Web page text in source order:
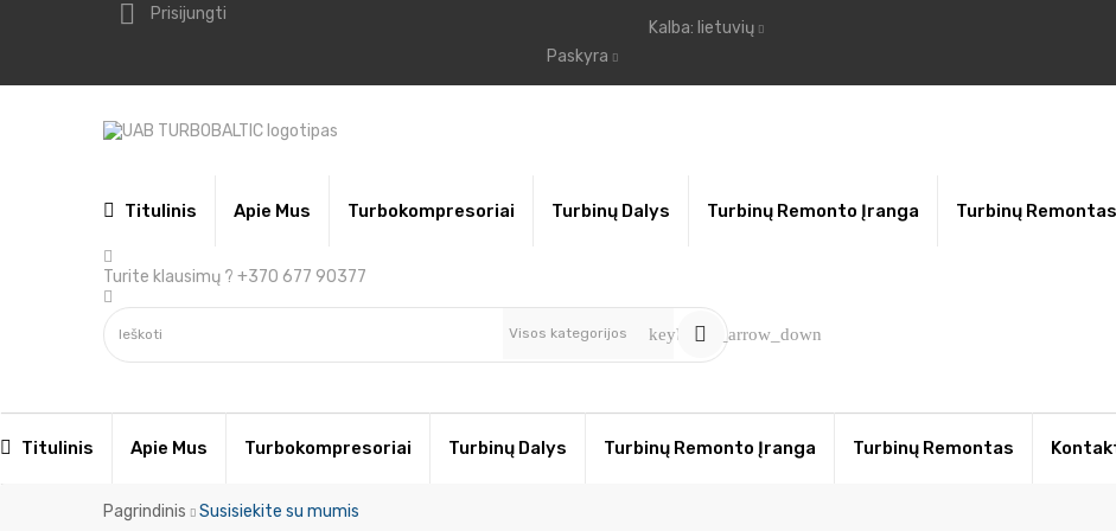
Kalba: lietuvių
 Prisijungti
Paskyra
Titulinis Apie Mus Turbokompresoriai Turbinų Dalys Turbinų Remonto Įranga Turbinų Remontas
Turite klausimų ? +370 677 90377
Visos kategorijos keyboard_arrow_down
Titulinis Apie Mus Turbokompresoriai Turbinų Dalys Turbinų Remonto Įranga Turbinų Remontas
Pagrindinis Susisiekite su mumis